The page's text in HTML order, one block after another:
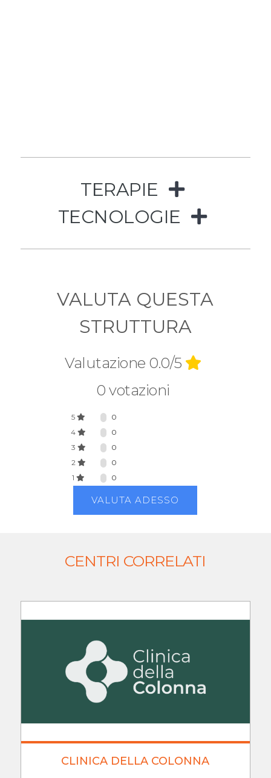
TERAPIE
TECNOLOGIE
VALUTA QUESTA
STRUTTURA
Valutazione 0.0/5
0 votazioni
5
0
4
0
3
0
2
0
1
0
VALUTA ADESSO
CENTRI CORRELATI
CLINICA DELLA COLONNA